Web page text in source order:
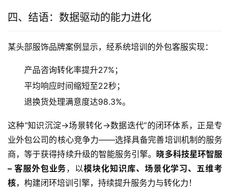
四、结语：数据驱动的能力进化
某头部服饰品牌案例显示，经系统培训的外包客服实现：
产品咨询转化率提升27%；
平均响应时间缩短至22秒；
退换货处理满意度达98.3%。
这种“知识沉淀→场景转化→数据迭代”的闭环体系，正是专
业外包公司的核心竞争力——选择具备完善培训机制的服务
商，等于获得持续升级的智能服务引擎。 晓多科技星环智服
– 客服外包业务，以模块化知识库、场景化学习、五维考
核，构建闭环培训引擎，持续提升服务力与转化力！